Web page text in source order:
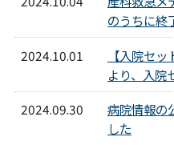
のうちに終
2024.10.01
【入院セ
より、入院
2024.09.30
病院情報の
した